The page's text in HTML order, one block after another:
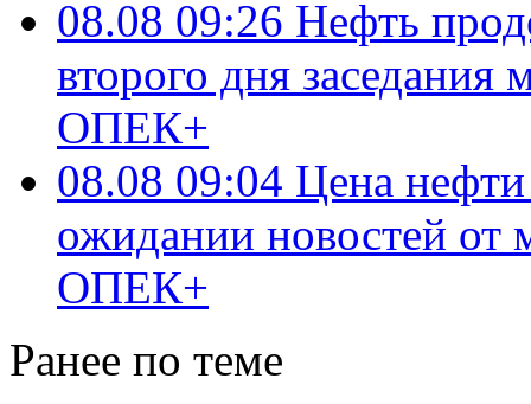
08.08 09:26 Нефть
второго дня заседания
ОПЕК+
08.08 09:04 Цена
ожидании новостей от
ОПЕК+
Ранее по теме